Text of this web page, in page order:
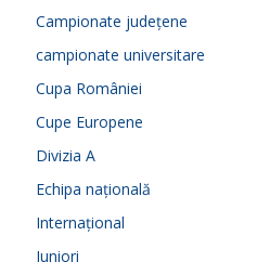
Campionate județene
campionate universitare
Cupa României
Cupe Europene
Divizia A
Echipa națională
Internațional
Juniori